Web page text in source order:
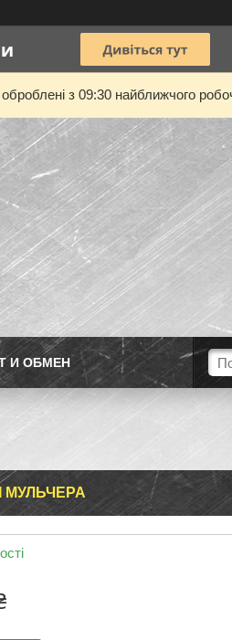
з 09:30 найближчого
И ОБМЕН
МУЛЬЧЕРА